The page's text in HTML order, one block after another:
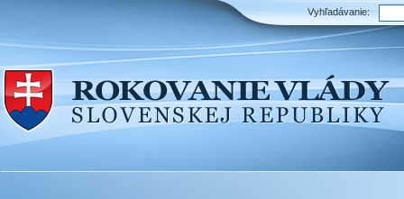
Vyhľadávanie: